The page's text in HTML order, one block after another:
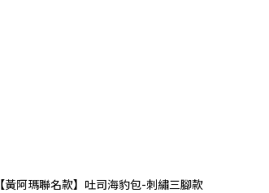
【黃阿瑪聯名款】吐司海豹包-刺繡三腳款